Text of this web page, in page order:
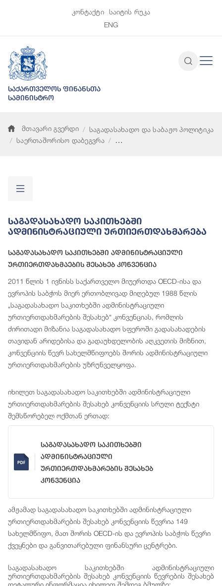
კონტაქტი
საიტის რუკა
ENG
საქართველოს ფინანსთა
სამინისტრო
მთავარი გვერდი
საგადასახადო და საბაჟო პოლიტიკა
საერთაშორისო დაბეგვრა
Საგადასახადო Საკითხებში
Ადმინისტრაციული Ურთიერთდახმარება
Საგადასახადო Საკითხებში Ადმინისტრაციული
Ურთიერთდახმაების Შესახებ Კონვენცია
2011 წლის 1 ივნისს საქართველო მიუერთდა OECD-ისა და
ევროპის საბჭოს მიერ ერთობლივად მიღებულ 1988 წლის
„საგადასახადო საკითხებში ადმინისტრაციული
ურთიერთდახმარების შესახებ“ კონვენციას, რომლის
ძირითადი მიზანია საგადასახადო სფეროში გადასახადების
თავიდან არიდებისა და გადაუხდელობის აღკვეთის მიზნით,
კონვენციის წევრ სახელმწიფოებს შორის ადმინისტრაციული
ურთიერთდახმარების უზრუნველყოფა.
იხილეთ საგადასახადო საკითხებში ადმინისტრაციული
ურთიერთდახმარების შესახებ კონვენციის სრული ტექსტი
შემსწორებელ ოქმთან ერთად:
Საგადასახადო Საკითხებში
Ადმინისტრაციული
Ურთიერთდახმარების Შესახებ
Კონვენცია
ამჟამად საგადასახადო საკითხებში ადმინისტრაციული
ურთიერთდახმარების შესახებ კონვენციის წევრია 149
სახელმწიფო, მათ შორის OECD-ის და ევროპის საბჭოს წევრი
ქვეყნები და განვითარებული ფინანსური ცენტრები.
საგადასახადო საკითხებში ადმინისტრაციული
ურთიერთდახმარების შესახებ კონვენციის წევრების შესახებ
დეტალური ინფორმაცია იხილეთ შემდეგ ბმულზე: